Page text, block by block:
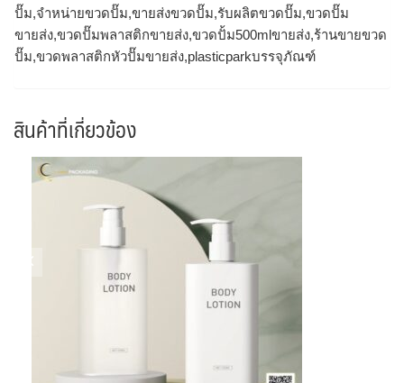
ปั๊ม,จำหน่ายขวดปั๊ม,ขายส่งขวดปั๊ม,รับผลิตขวดปั๊ม,ขวดปั๊ม
ขายส่ง,ขวดปั๊มพลาสติกขายส่ง,ขวดปั้ม500mlขายส่ง,ร้านขายขวด
ปั๊ม,ขวดพลาสติกหัวปั๊มขายส่ง,plasticparkบรรจุภัณฑ์
สินค้าที่เกี่ยวข้อง